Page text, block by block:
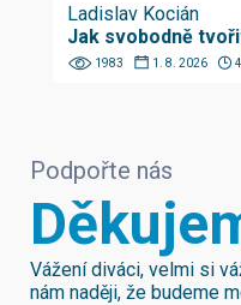
Ladislav Kocián
Jak svobodně
1983 1. 8. 2026
Podpořte nás
Vážení diváci, velmi si
nám naději, že budeme